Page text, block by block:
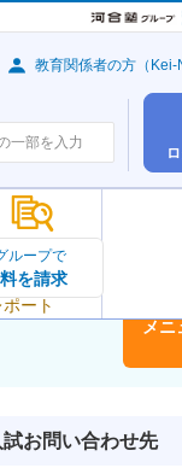
学の今
ック＆
ポート
教育関係者の方（Kei-
ループで
を請求
メニ
試お問い合わせ先